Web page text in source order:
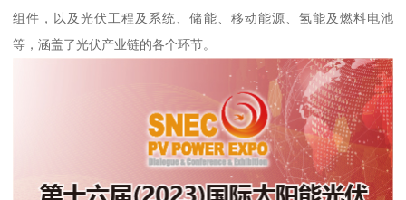
组件，以及光伏工程及系统、储能、移动能源、氢能及燃料电池
等，涵盖了光伏产业链的各个环节。